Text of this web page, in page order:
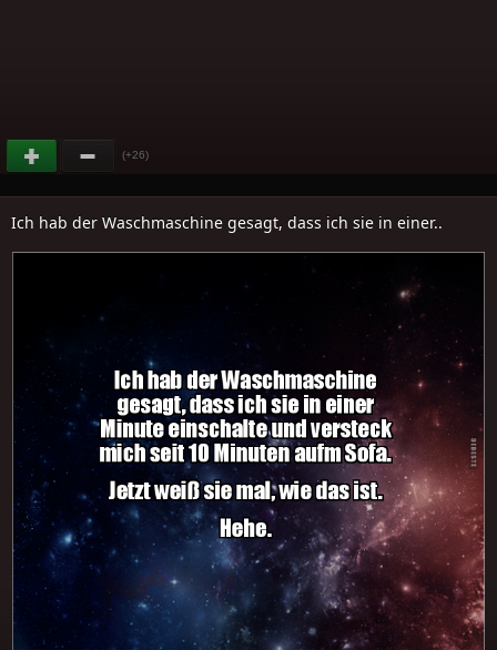
(+26)
Ich hab der Waschmaschine gesagt, dass ich sie in einer..